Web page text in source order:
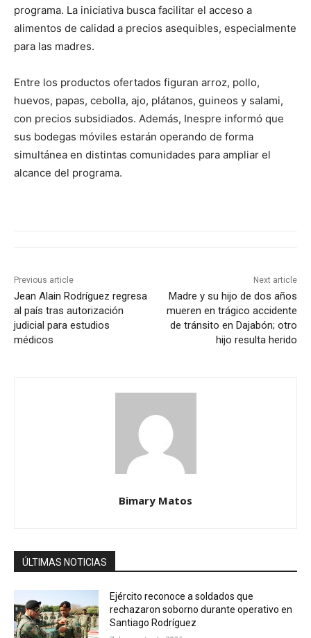
programa. La iniciativa busca facilitar el acceso a
alimentos de calidad a precios asequibles, especialmente
para las madres.
Entre los productos ofertados figuran arroz, pollo,
huevos, papas, cebolla, ajo, plátanos, guineos y salami,
con precios subsidiados. Además, Inespre informó que
sus bodegas móviles estarán operando de forma
simultánea en distintas comunidades para ampliar el
alcance del programa.
Previous article
Jean Alain Rodríguez regresa
al país tras autorización
judicial para estudios
médicos
Next article
Madre y su hijo de dos años
mueren en trágico accidente
de tránsito en Dajabón; otro
hijo resulta herido
Bimary Matos
ÚLTIMAS NOTICIAS
Ejército reconoce a soldados que
rechazaron soborno durante operativo en
Santiago Rodríguez